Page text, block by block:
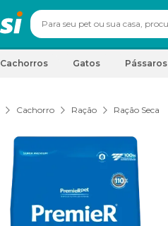
Cachorros Gatos Pássaros
Cachorro Ração Ração Seca